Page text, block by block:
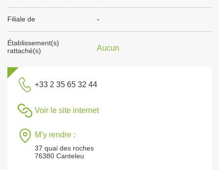
Filiale de -
Établissement(s)
rattaché(s)
Aucun
+33 2 35 65 32 44
Voir le site internet
M’y rendre :
37 quai des roches
76380 Canteleu